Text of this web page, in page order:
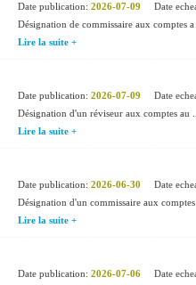
Date publication: 2026-07-09 Date
Désignation de commissaire aux comptes a
Lire la suite +
Date publication: 2026-07-09 Date
Désignation d'un réviseur aux comptes au ...
Lire la suite +
Date publication: 2026-06-30 Date
Désignation d'un commissaire aux comptes
Lire la suite +
Date publication: 2026-07-06 Date